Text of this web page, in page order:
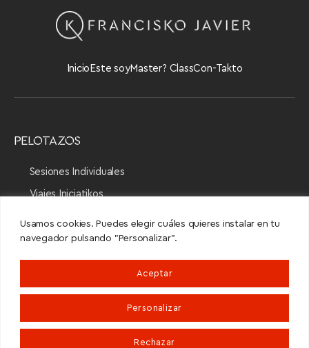
Usamos cookies. Puedes elegir cuáles quieres instalar en tu
navegador pulsando "Personalizar".
Personalizar
Rechazar
Aceptar
Inicio Este soyMaster? ClassCon-Takto
PELOTAZOS
Sesiones Individuales
Viajes Iniciatikos